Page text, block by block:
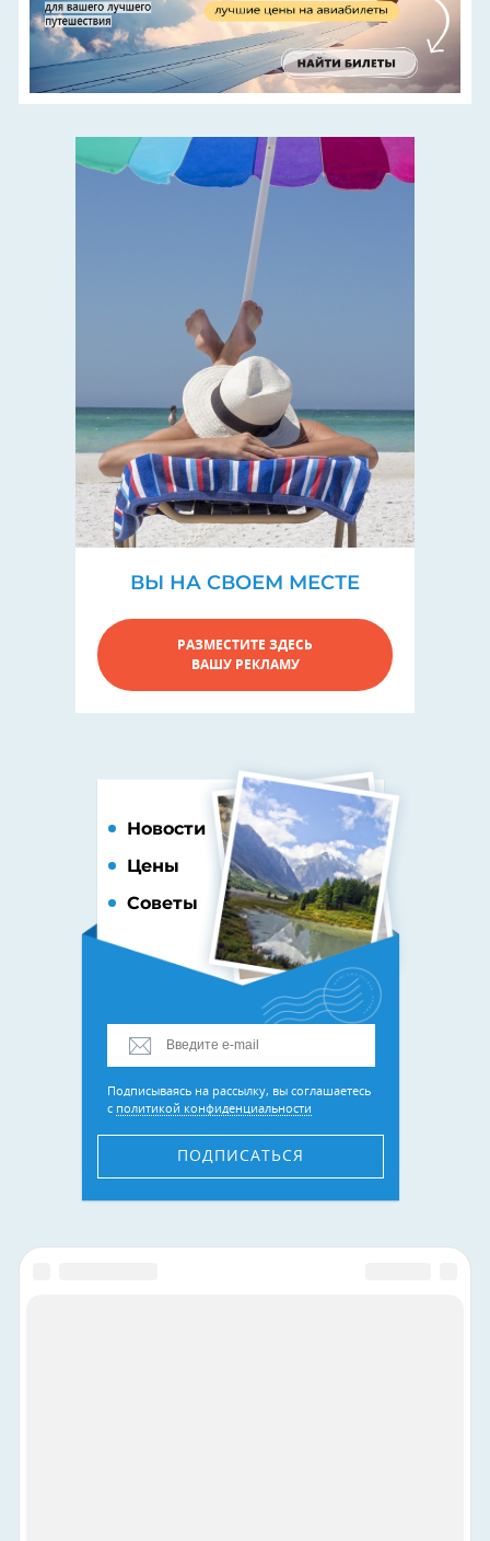
ВЫ НА СВОЕМ МЕСТЕ
РАЗМЕСТИТЕ ЗДЕСЬ
ВАШУ РЕКЛАМУ
Новости
Цены
Советы
Подписываясь на рассылку, вы соглашаетесь
с политикой конфиденциальности
ПОДПИСАТЬСЯ